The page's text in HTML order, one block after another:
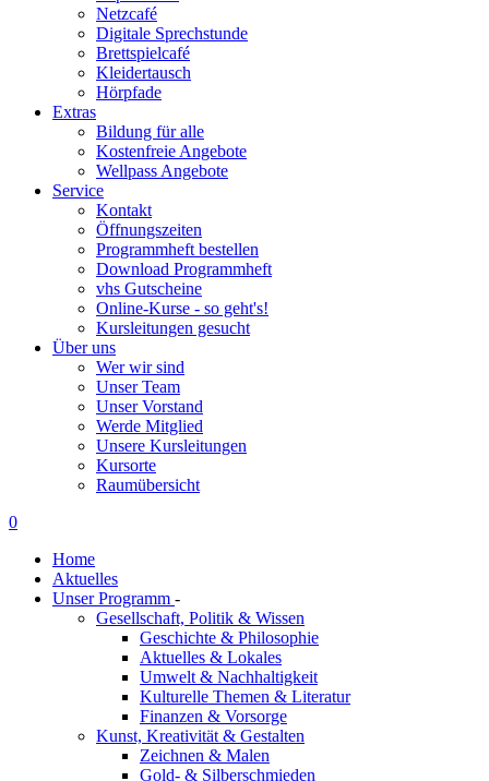
Netzcafé
Digitale Sprechstunde
Brettspielcafé
Kleidertausch
Hörpfade
Extras
Bildung für alle
Kostenfreie Angebote
Wellpass Angebote
Service
Kontakt
Öffnungszeiten
Programmheft bestellen
Download Programmheft
vhs Gutscheine
Online-Kurse - so geht's!
Kursleitungen gesucht
Über uns
Wer wir sind
Unser Team
Unser Vorstand
Werde Mitglied
Unsere Kursleitungen
Kursorte
Raumübersicht
0
Home
Aktuelles
Unser Programm -
Gesellschaft, Politik & Wissen
Geschichte & Philosophie
Aktuelles & Lokales
Umwelt & Nachhaltigkeit
Kulturelle Themen & Literatur
Finanzen & Vorsorge
Kunst, Kreativität & Gestalten
Zeichnen & Malen
Gold- & Silberschmieden